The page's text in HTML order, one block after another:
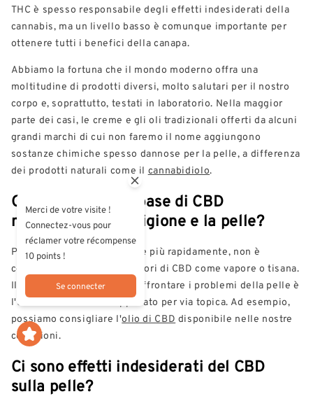
THC è spesso responsabile degli effetti indesiderati della
cannabis, ma un livello basso è comunque importante per
ottenere tutti i benefici della canapa.
Abbiamo la fortuna che il mondo moderno offra una
moltitudine di prodotti diversi, molto salutari per il nostro
corpo e, soprattutto, testati in laboratorio. Nella maggior
parte dei casi, le creme e gli oli tradizionali offerti da alcuni
grandi marchi di cui non faremo il nome aggiungono
sostanze chimiche spesso dannose per la pelle, a differenza
dei prodotti naturali come il cannabidiolo.
Quale prodotto a base di CBD
migliorerà la guarigione e la pelle?
Per aiutare la pelle a guarire più rapidamente, non è
consigliabile consumare i fiori di CBD come vapore o tisana.
Il metodo più efficace per affrontare i problemi della pelle è
l'uso dell'olio di CBD applicato per via topica. Ad esempio,
possiamo consigliare l'olio di CBD disponibile nelle nostre
collezioni.
Ci sono effetti indesiderati del CBD
sulla pelle?
Merci de votre visite !
Connectez-vous pour
réclamer votre récompense
10 points !
Se connecter